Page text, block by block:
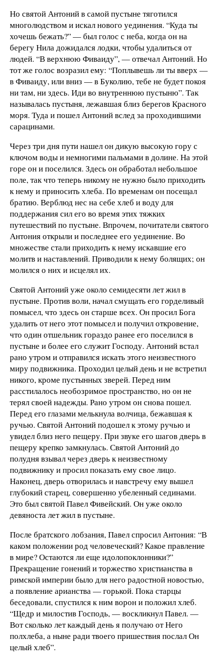
Но святой Антоний в самой пустыне тяготился
многолюдством и искал нового уединения. “Куда ты
хочешь бежать?” — был голос с неба, когда он на
берегу Нила дожидался лодки, чтобы удалиться от
людей. “В верхнюю Фиваиду”, — отвечал Антоний. Но
тот же голос возразил ему: “Поплывешь ли ты вверх —
в Фиваиду, или вниз — в Буколию, тебе не будет покоя
ни там, ни здесь. Иди во внутреннюю пустыню”. Так
называлась пустыня, лежавшая близ берегов Красного
моря. Туда и пошел Антоний вслед за проходившими
сарацинами.
Через три дня пути нашел он дикую высокую гору с
ключом воды и немногими пальмами в долине. На этой
горе он и поселился. Здесь он обработал небольшое
поле, так что теперь никому не нужно было приходить
к нему и приносить хлеба. По временам он посещал
братию. Верблюд нес на себе хлеб и воду для
поддержания сил его во время этих тяжких
путешествий по пустыне. Впрочем, почитатели святого
Антония открыли и последнее его уединение. Во
множестве стали приходить к нему искавшие его
молитв и наставлений. Приводили к нему болящих; он
молился о них и исцелял их.
Святой Антоний уже около семидесяти лет жил в
пустыне. Против воли, начал смущать его горделивый
помысел, что здесь он старше всех. Он просил Бога
удалить от него этот помысел и получил откровение,
что один отшельник гораздо ранее его поселился в
пустыне и более его служит Господу. Антоний встал
рано утром и отправился искать этого неизвестного
миру подвижника. Проходил целый день и не встретил
никого, кроме пустынных зверей. Перед ним
расстилалось необозримое пространство, но он не
терял своей надежды. Рано утром он снова пошел.
Перед его глазами мелькнула волчица, бежавшая к
ручью. Святой Антоний подошел к этому ручью и
увидел близ него пещеру. При звуке его шагов дверь в
пещеру крепко замкнулась. Святой Антоний до
полудня взывал через дверь к неизвестному
подвижнику и просил показать ему свое лицо.
Наконец, дверь отворилась и навстречу ему вышел
глубокий старец, совершенно убеленный сединами.
Это был святой Павел Фивейский. Он уже около
девяноста лет жил в пустыне.
После братского лобзания, Павел спросил Антония: “В
каком положении род человеческий? Какое правление
в мире? Остаются ли еще идолопоклонники?”
Прекращение гонений и торжество христианства в
римской империи было для него радостной новостью,
а появление арианства — горькой. Пока старцы
беседовали, спустился к ним ворон и положил хлеб.
“Щедр и милостив Господь, — воскликнул Павел. —
Вот сколько лет каждый день я получаю от Него
полхлеба, а ныне ради твоего пришествия послал Он
целый хлеб”.